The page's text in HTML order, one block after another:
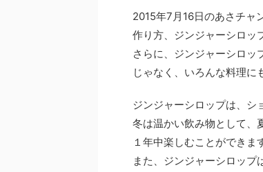
2015年7月16日のあさチャ
作り方、ジンジャーシロッ
さらに、ジンジャーシロッ
じゃなく、いろんな料理
ジンジャーシロップは、シ
冬は温かい飲み物として、
１年中楽しむことができま
また、ジンジャーシロップ